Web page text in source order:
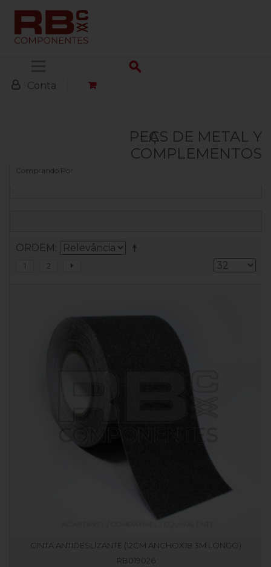
Conta
PEҪAS DE METAL Y
COMPLEMENTOS
Comprando Por
ORDEM
1 2
CINTA ANTIDESLIZANTE (12CM ANCHOX18.3M LONGO)
RB019026